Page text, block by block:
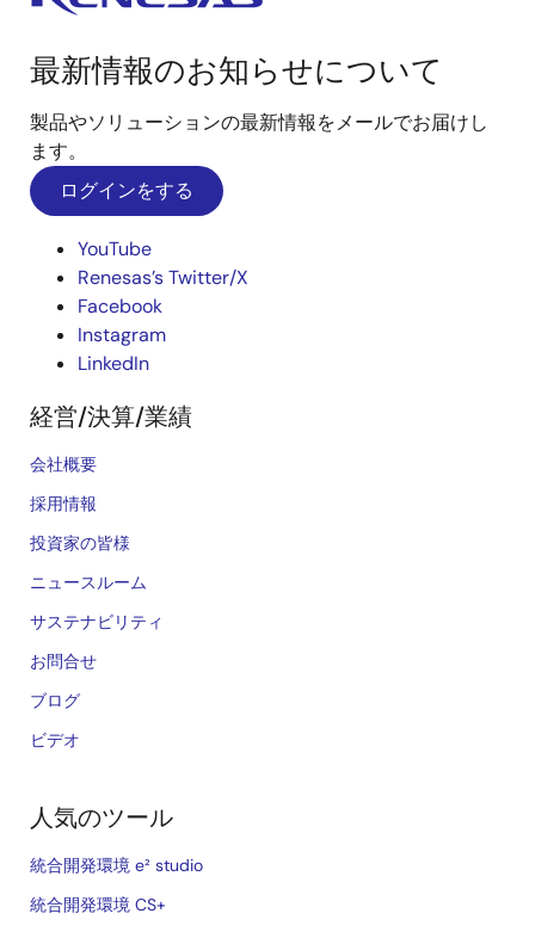
最新情報のお知らせについて
製品やソリューションの最新情報をメールでお届けし
ます。
ログインをする
YouTube
Renesas’s Twitter/X
Facebook
Instagram
LinkedIn
経営/決算/業績
会社概要
採用情報
投資家の皆様
ニュースルーム
サステナビリティ
お問合せ
ブログ
ビデオ
人気のツール
統合開発環境 e² studio
統合開発環境 CS+